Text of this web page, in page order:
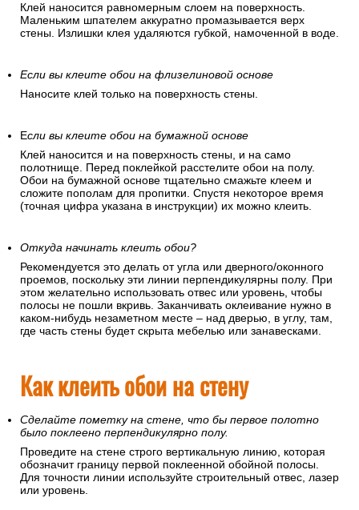
Клей наносится равномерным слоем на поверхность.
Маленьким шпателем аккуратно промазывается верх
стены. Излишки клея удаляются губкой, намоченной в воде.
Если вы клеите обои на флизелиновой основе
Наносите клей только на поверхность стены.
Если вы клеите обои на бумажной основе
Клей наносится и на поверхность стены, и на само
полотнище. Перед поклейкой расстелите обои на полу.
Обои на бумажной основе тщательно смажьте клеем и
сложите пополам для пропитки. Спустя некоторое время
(точная цифра указана в инструкции) их можно клеить.
Откуда начинать клеить обои?
Рекомендуется это делать от угла или дверного/оконного
проемов, поскольку эти линии перпендикулярны полу. При
этом желательно использовать отвес или уровень, чтобы
полосы не пошли вкривь. Заканчивать оклеивание нужно в
каком-нибудь незаметном месте – над дверью, в углу, там,
где часть стены будет скрыта мебелью или занавесками.
Как клеить обои на стену
Сделайте пометку на стене, что бы первое полотно
было поклеено перпендикулярно полу.
Проведите на стене строго вертикальную линию, которая
обозначит границу первой поклеенной обойной полосы.
Для точности линии используйте строительный отвес, лазер
или уровень.